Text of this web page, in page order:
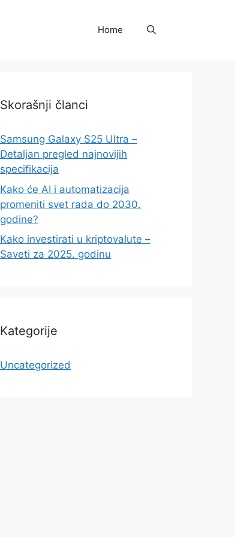
Home
Skorašnji članci
Samsung Galaxy S25 Ultra –
Detaljan pregled najnovijih
specifikacija
Kako će AI i automatizacija
promeniti svet rada do 2030.
godine?
Kako investirati u kriptovalute –
Saveti za 2025. godinu
Kategorije
Uncategorized